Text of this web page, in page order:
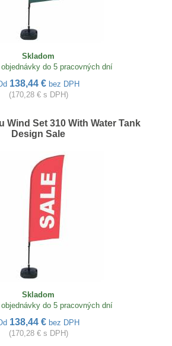
Skladom
do 5 pracovných dní
138,44 € bez DPH
(170,28 € s DPH)
Wind Set 310 With Water Tank
Design Sale
Skladom
do 5 pracovných dní
138,44 € bez DPH
(170,28 € s DPH)